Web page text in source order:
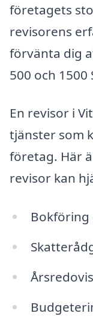
företagets
revisorens
förvänta dig
500 och 1500
En revisor i
tjänster som
företag. Här
revisor kan
Bokföring